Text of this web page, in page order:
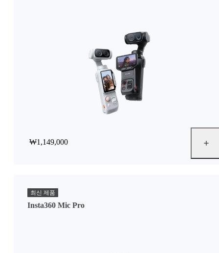
₩1,149,000
최신 제품
Insta360 Mic Pro